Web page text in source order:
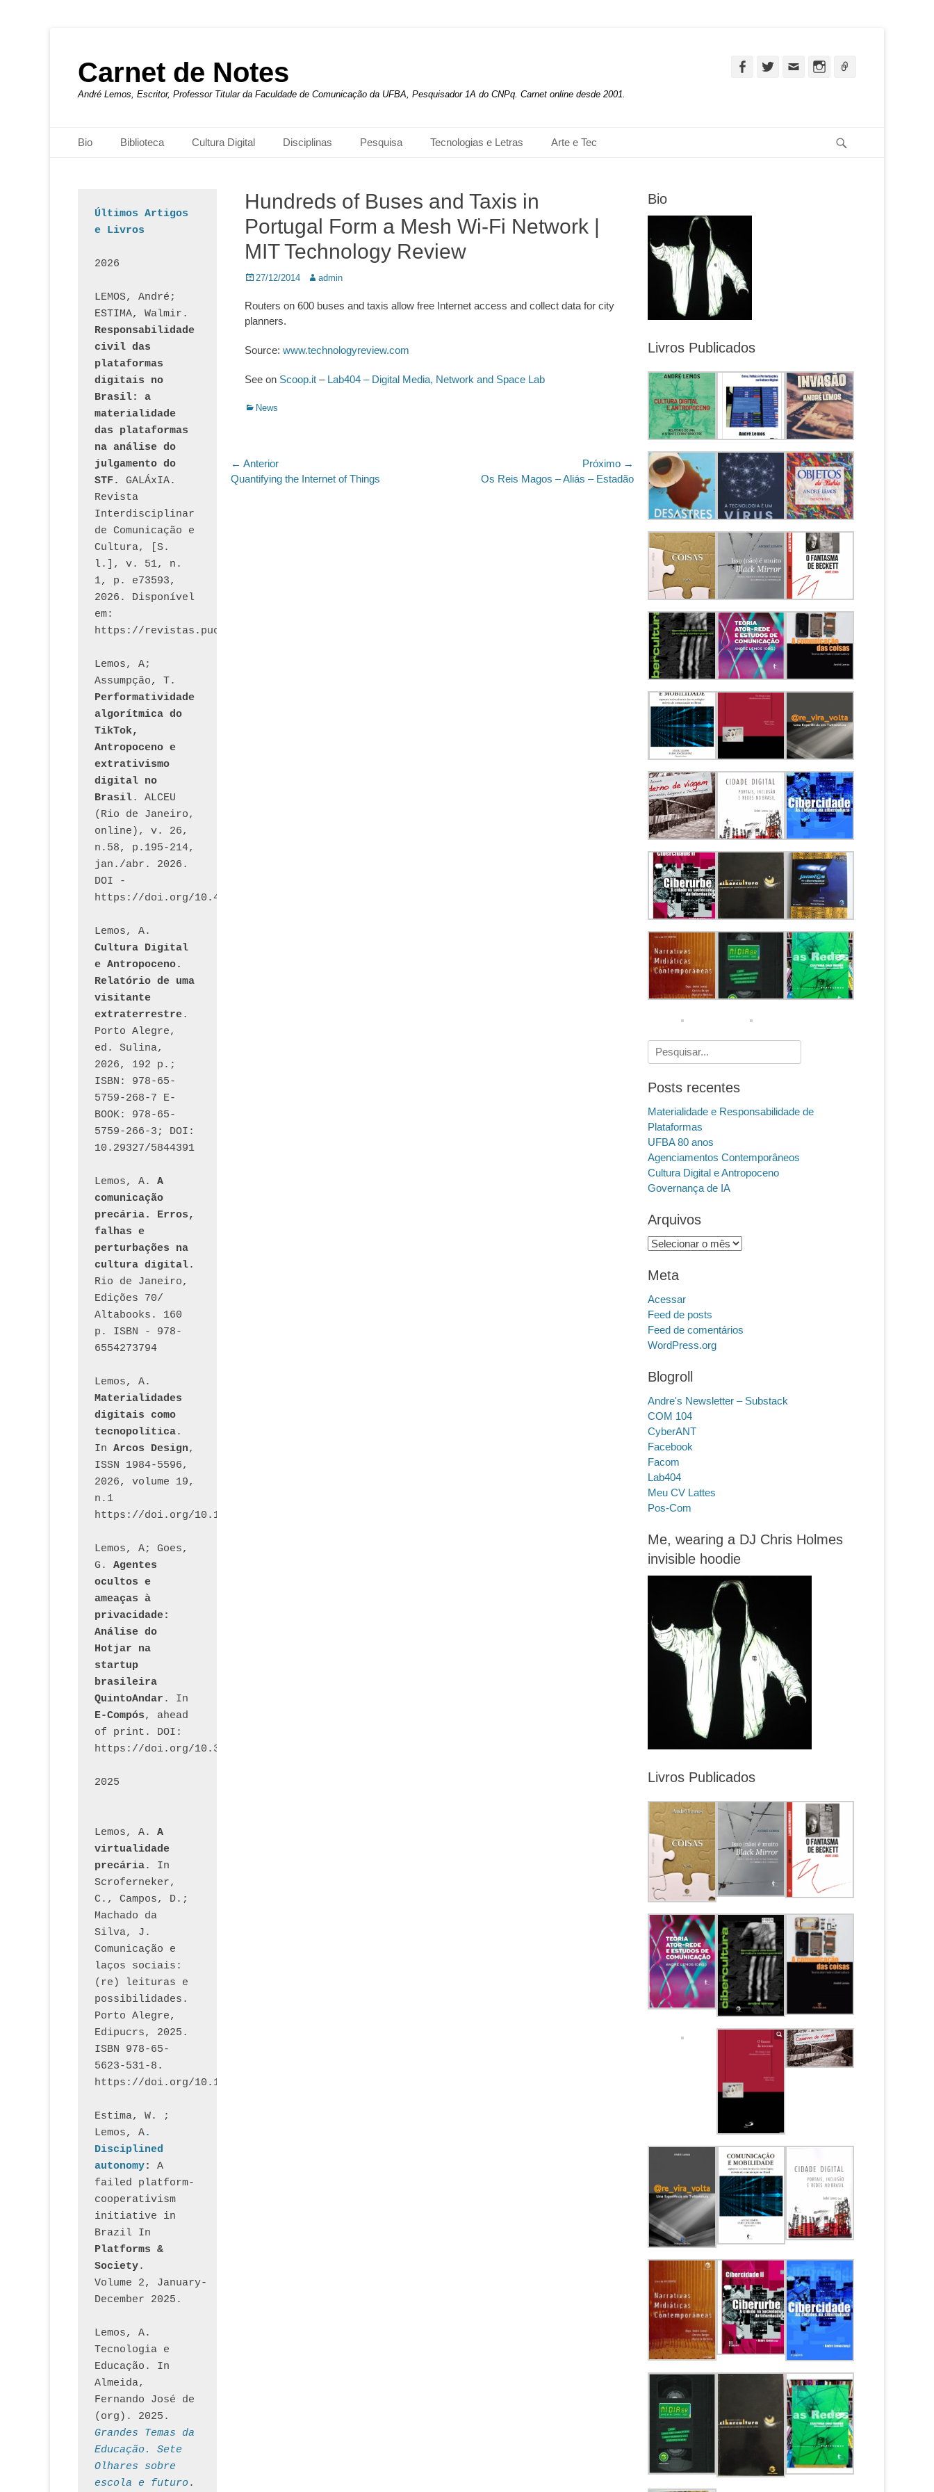
Carnet de Notes
André Lemos, Escritor, Professor Titular da Faculdade de Comunicação da UFBA, Pesquisador 1A do CNPq. Carnet online desde 2001.
FacebookTwitterEmail Instagram
Menu principal
para
Bio Biblioteca Cultura Digital Disciplinas Pesquisa Tecnologias e Letras Arte e Tec
Hundreds of Buses and Taxis in
Portugal Form a Mesh Wi-Fi Network |
MIT Technology Review
Posted
27/12/2014 Autor:
admin
Routers on 600 buses and taxis allow free Internet access and collect data for city
planners.
Source: www.technologyreview.com
See on Scoop.it – Lab404 – Digital Media, Network and Space Lab
Categorias:
News
Navegação
de
← Anterior
Post
Quantifying the Internet of Things
Próximo →
Os Reis Magos – Aliás – Estadão
Bio
Livros Publicados
Pesquisar
por:
Posts recentes
Materialidade e Responsabilidade de
Plataformas
UFBA 80 anos
Agenciamentos Contemporâneos
Cultura Digital e Antropoceno
Governança de IA
Arquivos
Arquivos
Meta
Acessar
Feed de posts
Feed de comentários
WordPress.org
Blogroll
Andre's Newsletter – Substack
COM 104
CyberANT
Facebook
Facom
Lab404
Meu CV Lattes
Pos-Com
Me, wearing a DJ Chris Holmes
invisible hoodie
Livros Publicados
Últimos Artigos
e Livros
2026
LEMOS, André;
Responsabilidade
civil das
plataformas
digitais no
Brasil: a
materialidade
das plataformas
na análise do
julgamento do
STF.
GALÁxIA.
Revista
Interdisciplinar
de Comunicação e
Cultura, [S.
l.], v. 51, n.
1, p. e73593,
2026. Disponível
em:
Lemos, A;
Performatividade
algorítmica do
TikTok,
Antropoceno e
extrativismo
digital no
Brasil. ALCEU
(Rio de Janeiro,
online), v. 26,
n.58, p.195-214,
jan./abr. 2026.
DOI -
https://doi.org/10.46391/ALCEU.v26.ed58.2026.528
Cultura Digital
e Antropoceno.
Relatório de uma
visitante
extraterrestre.
Porto Alegre,
ed. Sulina,
2026, 192 p.;
ISBN: 978-65-
5759-268-7 E-
BOOK: 978-65-
5759-266-3; DOI:
10.29327/5844391
Lemos, A. A
comunicação
precária. Erros,
falhas e
perturbações na
cultura digital.
Rio de Janeiro,
Edições 70/
Altabooks. 160
p. ISBN - 978-
6554273794
Materialidades
digitais como
tecnopolítica.
In Arcos Design,
ISSN 1984-5596,
2026, volume 19,
n.1
https://doi.org/10.12957/arcosdesign.2026.95390
Lemos, A; Goes,
G. Agentes
ocultos e
ameaças à
privacidade:
Análise do
Hotjar na
startup
brasileira
QuintoAndar
E-Compós, ahead
of print. DOI:
https://doi.org/10.30962/ecomps.3231
2025
Lemos, A. A
virtualidade
precária. In
Scroferneker,
C., Campos, D.;
Machado da
Silva, J.
Comunicação e
laços sociais:
(re) leituras e
possibilidades.
Porto Alegre,
Edipucrs, 2025.
ISBN 978-65-
5623-531-8.
https://doi.org/10.15448/1877.3
Estima, W. ;
Lemos, A.
Disciplined
autonomy: A
failed platform-
cooperativism
initiative in
Brazil In
Platforms &
Society.
Volume 2, January-
December 2025.
Lemos, A.
Tecnologia e
Educação. In
Almeida,
Fernando José de
Grandes Temas da
Educação. Sete
Olhares sobre
escola e futuro.